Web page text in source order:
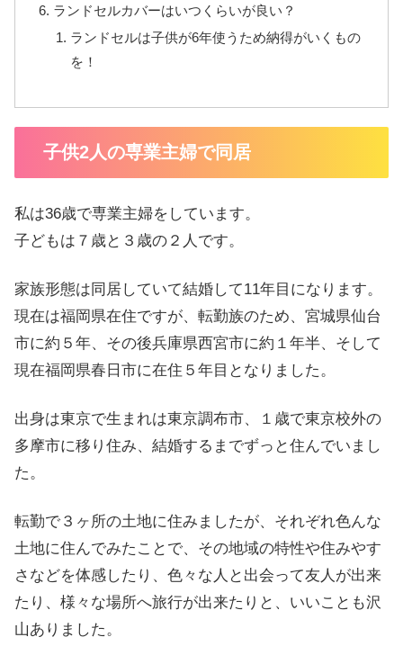
ランドセルカバーはいつくらいが良い？
ランドセルは子供が6年使うため納得がいくもの
を！
子供2人の専業主婦で同居
私は36歳で専業主婦をしています。
子どもは７歳と３歳の２人です。
家族形態は同居していて結婚して11年目になります。
現在は福岡県在住ですが、転勤族のため、宮城県仙台
市に約５年、その後兵庫県西宮市に約１年半、そして
現在福岡県春日市に在住５年目となりました。
出身は東京で生まれは東京調布市、１歳で東京校外の
多摩市に移り住み、結婚するまでずっと住んでいまし
た。
転勤で３ヶ所の土地に住みましたが、それぞれ色んな
土地に住んでみたことで、その地域の特性や住みやす
さなどを体感したり、色々な人と出会って友人が出来
たり、様々な場所へ旅行が出来たりと、いいことも沢
山ありました。